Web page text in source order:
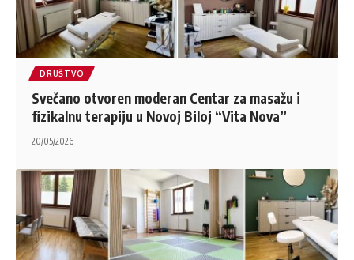
DRUŠTVO
Svečano otvoren moderan Centar za masažu i
fizikalnu terapiju u Novoj Biloj “Vita Nova”
20/05/2026